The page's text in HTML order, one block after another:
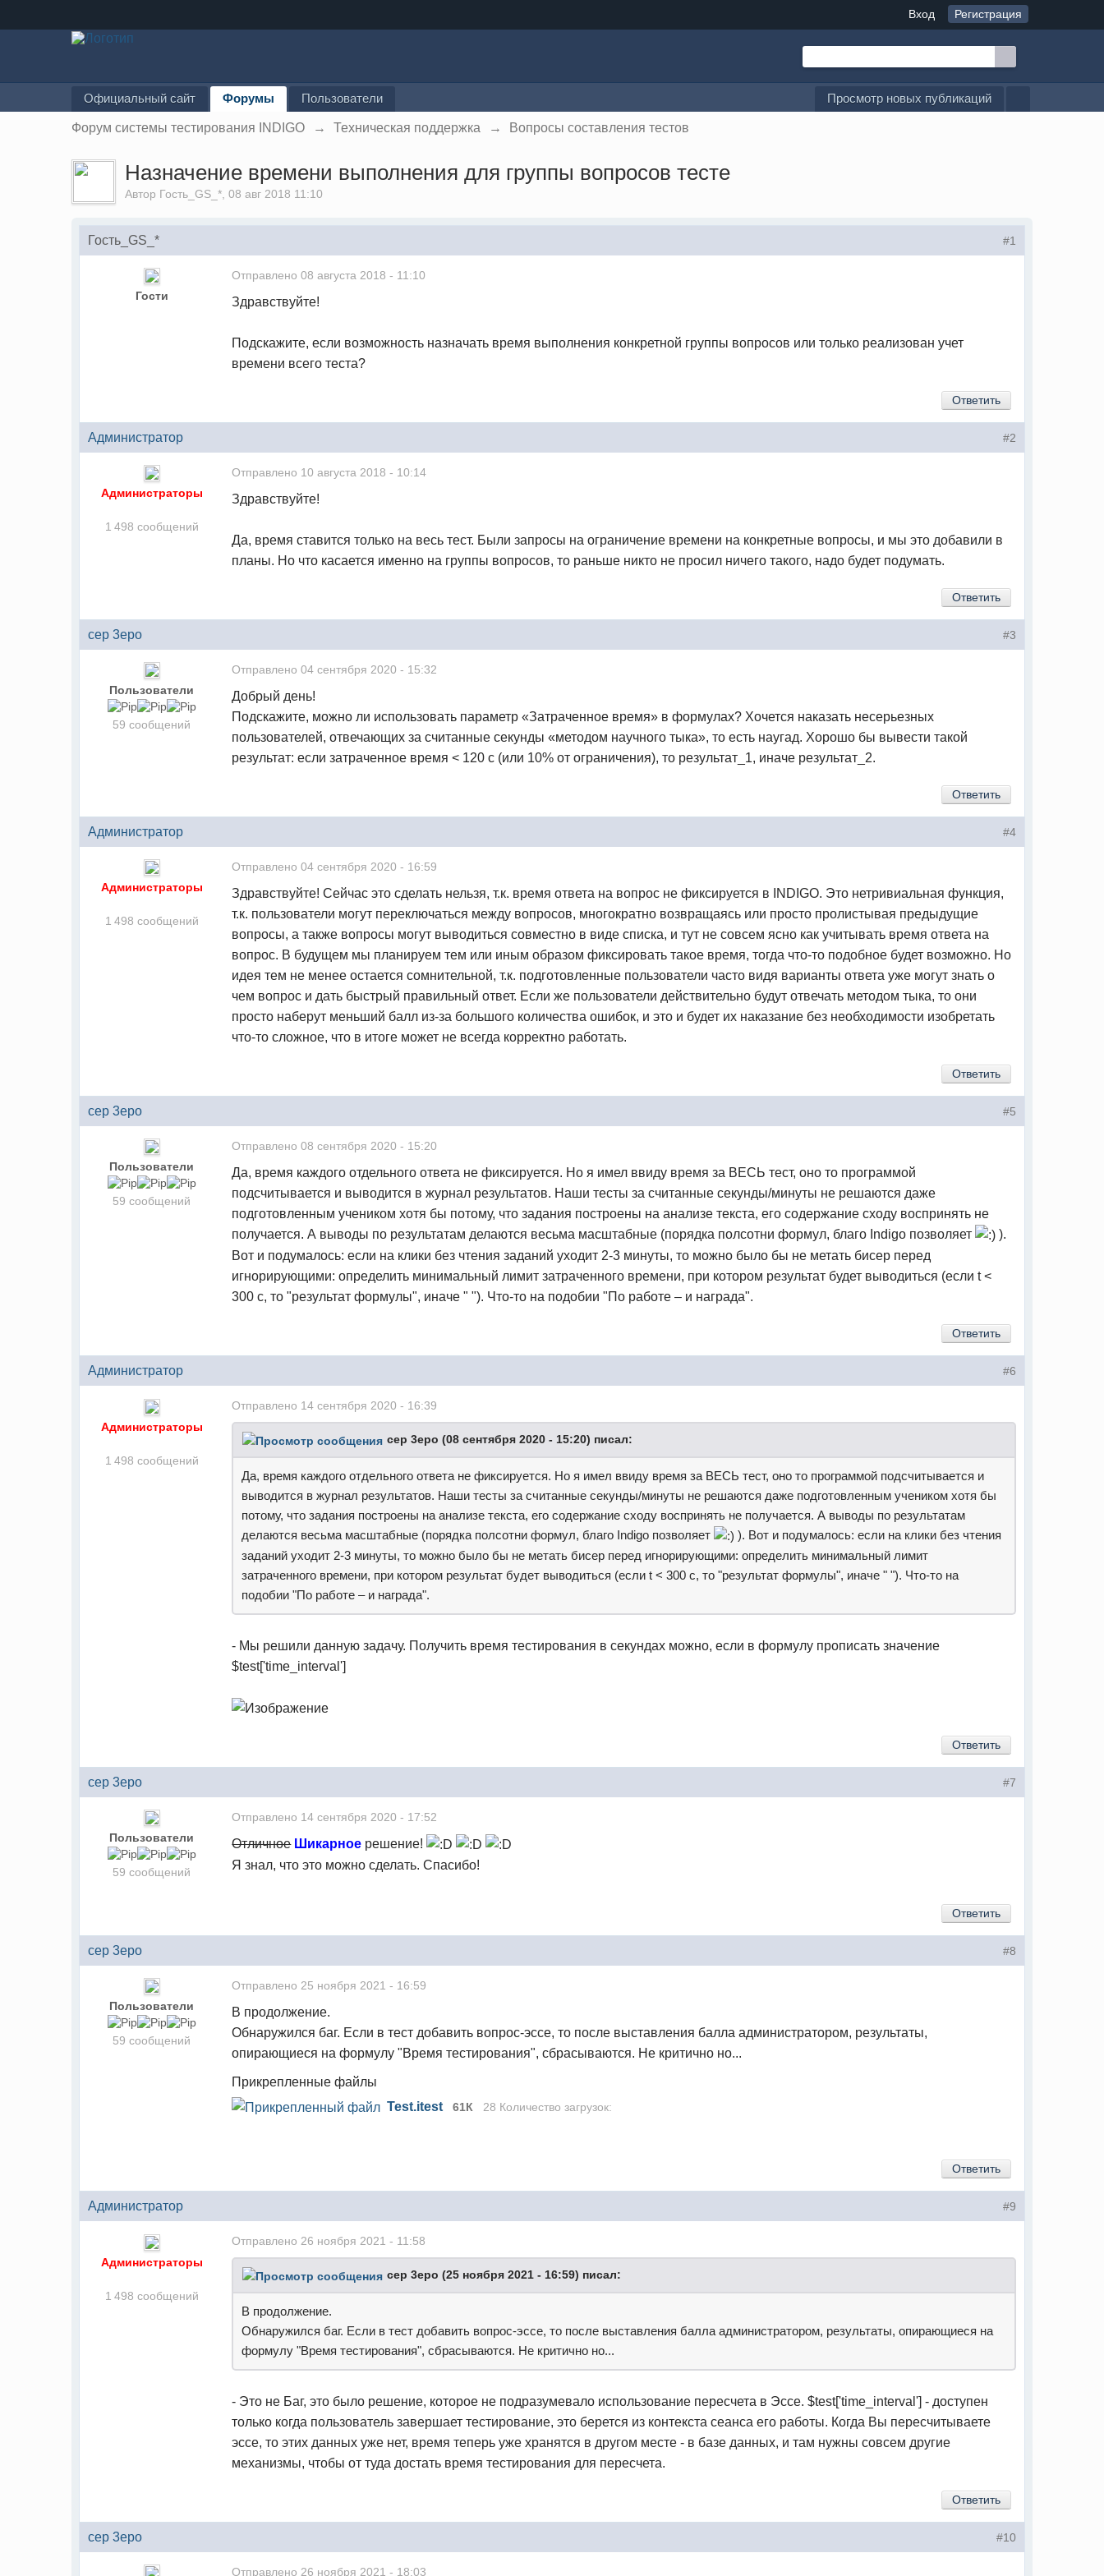
Вход Регистрация
Просмотр новых публикаций
Официальный сайт Форумы Пользователи
Форум системы тестирования INDIGO → Техническая поддержка → Вопросы составления тестов
Назначение времени выполнения для группы вопросов тесте
Автор Гость_GS_*, 08 авг 2018 11:10
#1
Гость_GS_*
Гости
Отправлено08 августа 2018 - 11:10
Здравствуйте!
Подскажите, если возможность назначать время выполнения конкретной группы вопросов или только реализован учет
времени всего теста?
Ответить
#2
Администратор
Администраторы
1 498 сообщений
Отправлено 10 августа 2018 - 10:14
Здравствуйте!
Да, время ставится только на весь тест. Были запросы на ограничение времени на конкретные вопросы, и мы это добавили в
планы. Но что касается именно на группы вопросов, то раньше никто не просил ничего такого, надо будет подумать.
Ответить
#3
cep 3epo
Пользователи
59 сообщений
Отправлено04 сентября 2020 - 15:32
Добрый день!
Подскажите, можно ли использовать параметр «Затраченное время» в формулах? Хочется наказать несерьезных
пользователей, отвечающих за считанные секунды «методом научного тыка», то есть наугад. Хорошо бы вывести такой
результат: если затраченное время < 120 с (или 10% от ограничения), то результат_1, иначе результат_2.
Ответить
#4
Администратор
Администраторы
1 498 сообщений
Отправлено04 сентября 2020 - 16:59
Здравствуйте! Сейчас это сделать нельзя, т.к. время ответа на вопрос не фиксируется в INDIGO. Это нетривиальная функция,
т.к. пользователи могут переключаться между вопросов, многократно возвращаясь или просто пролистывая предыдущие
вопросы, а также вопросы могут выводиться совместно в виде списка, и тут не совсем ясно как учитывать время ответа на
вопрос. В будущем мы планируем тем или иным образом фиксировать такое время, тогда что-то подобное будет возможно. Но
идея тем не менее остается сомнительной, т.к. подготовленные пользователи часто видя варианты ответа уже могут знать о
чем вопрос и дать быстрый правильный ответ. Если же пользователи действительно будут отвечать методом тыка, то они
просто наберут меньший балл из-за большого количества ошибок, и это и будет их наказание без необходимости изобретать
что-то сложное, что в итоге может не всегда корректно работать.
Ответить
#5
cep 3epo
Пользователи
59 сообщений
Отправлено08 сентября 2020 - 15:20
Да, время каждого отдельного ответа не фиксируется. Но я имел ввиду время за ВЕСЬ тест, оно то программой
подсчитывается и выводится в журнал результатов. Наши тесты за считанные секунды/минуты не решаются даже
подготовленным учеником хотя бы потому, что задания построены на анализе текста, его содержание сходу воспринять не
получается. А выводы по результатам делаются весьма масштабные (порядка полсотни формул, благо Indigo позволяет
).
Вот и подумалось: если на клики без чтения заданий уходит 2-3 минуты, то можно было бы не метать бисер перед
игнорирующими: определить минимальный лимит затраченного времени, при котором результат будет выводиться (если t <
300 c, то "результат формулы", иначе " "). Что-то на подобии "По работе – и награда".
Ответить
#6
Администратор
Администраторы
1 498 сообщений
Отправлено 14 сентября 2020 - 16:39
cep 3epo (08 сентября 2020 - 15:20) писал:
Да, время каждого отдельного ответа не фиксируется. Но я имел ввиду время за ВЕСЬ тест, оно то программой подсчитывается и
выводится в журнал результатов. Наши тесты за считанные секунды/минуты не решаются даже подготовленным учеником хотя бы
потому, что задания построены на анализе текста, его содержание сходу воспринять не получается. А выводы по результатам
делаются весьма масштабные (порядка полсотни формул, благо Indigo позволяет
). Вот и подумалось: если на клики без чтения
заданий уходит 2-3 минуты, то можно было бы не метать бисер перед игнорирующими: определить минимальный лимит
затраченного времени, при котором результат будет выводиться (если t < 300 c, то "результат формулы", иначе " "). Что-то на
подобии "По работе – и награда".
- Мы решили данную задачу. Получить время тестирования в секундах можно, если в формулу прописать значение
$test['time_interval']
Ответить
#7
cep 3epo
Пользователи
59 сообщений
Отправлено 14 сентября 2020 - 17:52
Отличное Шикарное решение!
Я знал, что это можно сделать. Спасибо!
Ответить
#8
cep 3epo
Пользователи
59 сообщений
Отправлено 25 ноября 2021 - 16:59
В продолжение.
Обнаружился баг. Если в тест добавить вопрос-эссе, то после выставления балла администратором, результаты,
опирающиеся на формулу "Время тестирования", сбрасываются. Не критично но...
Прикрепленные файлы
Test.itest
61К 28 Количество загрузок:
Ответить
#9
Администратор
Администраторы
1 498 сообщений
Отправлено26 ноября 2021 - 11:58
cep 3epo (25 ноября 2021 - 16:59) писал:
В продолжение.
Обнаружился баг. Если в тест добавить вопрос-эссе, то после выставления балла администратором, результаты, опирающиеся на
формулу "Время тестирования", сбрасываются. Не критично но...
- Это не Баг, это было решение, которое не подразумевало использование пересчета в Эссе. $test['time_interval'] - доступен
только когда пользователь завершает тестирование, это берется из контекста сеанса его работы. Когда Вы пересчитываете
эссе, то этих данных уже нет, время теперь уже хранятся в другом месте - в базе данных, и там нужны совсем другие
механизмы, чтобы от туда достать время тестирования для пересчета.
Ответить
#10
cep 3epo
Отправлено 26 ноября 2021 - 18:03